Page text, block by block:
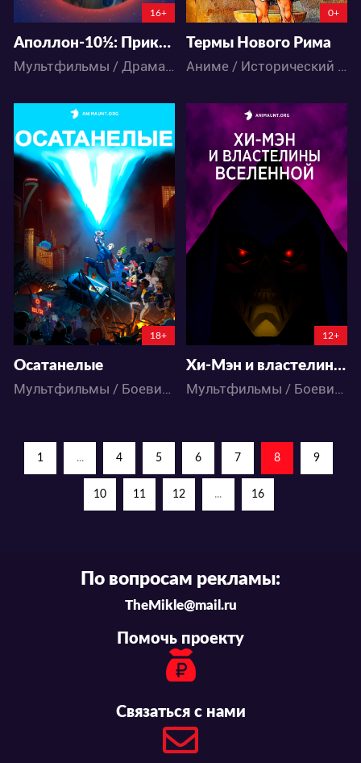
16+
Аполлон-10½: Приключение космического века
Мультфильмы / Драма / Исторический / Приключения
0+
Термы Нового Рима
Аниме / Исторический / Комедия / Повседневность
9765
23 13
18+
Осатанелые
Мультфильмы / Боевик / Драма / Комедия / Фантастика
17 16
12+
Хи-Мэн и властелины вселенной 2 сезон
Мультфильмы / Боевик / Драма / Комедия / Приключения / Фантастика / Фэнтези
1 ... 4 5 6 7 8 9
10 11 12 ... 16
По вопросам рекламы:
TheMikle@mail.ru
Помочь проекту
Связаться с нами